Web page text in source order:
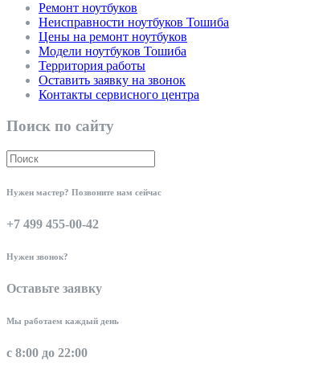
Ремонт ноутбуков
Неисправности ноутбуков Тошиба
Цены на ремонт ноутбуков
Модели ноутбуков Тошиба
Территория работы
Оставить заявку на звонок
Контакты сервисного центра
Поиск по сайту
Нужен мастер? Позвоните нам сейчас
+7 499 455-00-42
Нужен звонок?
Оставьте заявку
Мы работаем каждый день
с 8:00 до 22:00